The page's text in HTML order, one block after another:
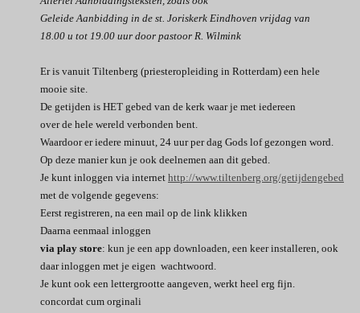
Geleide Aanbidding in de st. Joriskerk Eindhoven vrijdag van
18.00 u tot 19.00 uur door pastoor R. Wilmink
Er is vanuit Tiltenberg (priesteropleiding in Rotterdam) een hele
mooie site.
De getijden is HET gebed van de kerk waar je met iedereen
over de hele wereld verbonden bent.
Waardoor er iedere minuut, 24 uur per dag Gods lof gezongen word.
Op deze manier kun je ook deelnemen aan dit gebed.
Je kunt inloggen via internet http://www.tiltenberg.org/getijdengebed
met de volgende gegevens:
Eerst registreren, na een mail op de link klikken
Daarna eenmaal inloggen
via play store: kun je een app downloaden, een keer installeren, ook
daar inloggen met je eigen wachtwoord.
Je kunt ook een lettergrootte aangeven, werkt heel erg fijn.
concordat cum orginali